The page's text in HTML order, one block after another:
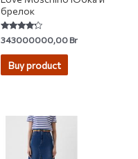
брелок
Rated
4.00
out of 5
343000000,00Br
Buy product